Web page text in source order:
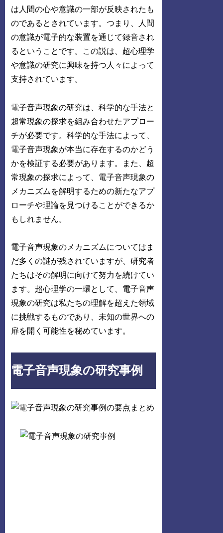
は人間の心や意識の一部が反映されたも
のであるとされています。つまり、人間
の意識が電子的な装置を通じて録音され
るということです。この説は、超心理学
や意識の研究に興味を持つ人々によって
支持されています。
電子音声現象の研究は、科学的な手法と
超常現象の探求を組み合わせたアプロー
チが必要です。科学的な手法によって、
電子音声現象が本当に存在するのかどう
かを検証する必要があります。また、超
常現象の探求によって、電子音声現象の
メカニズムを解明するための新たなアプ
ローチや理論を見つけることができるか
もしれません。
電子音声現象のメカニズムについてはま
だ多くの謎が残されていますが、研究者
たちはその解明に向けて努力を続けてい
ます。超心理学の一環として、電子音声
現象の研究は私たちの理解を超えた領域
に挑戦するものであり、未知の世界への
扉を開く可能性を秘めています。
電子音声現象の研究事例